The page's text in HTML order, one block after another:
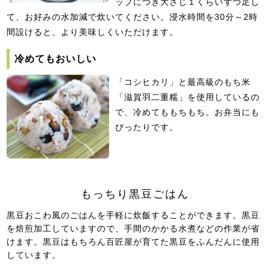
て、お好みの水加減で炊いてください。浸水時間を30分～2時
間設けると、より美味しくいただけます。
冷めてもおいしい
「コシヒカリ」と最高級のもち米
「滋賀羽二重糯」を使用しているの
で、冷めてももちもち。お弁当にも
ぴったりです。
もっちり黒豆ごはん
黒豆おこわ風のごはんを手軽に炊飯することができます。黒豆
を焙煎加工していますので、手間のかかる水煮などの作業が省
けます。黒豆はもちろん百匠屋が育てた黒豆をふんだんに使用
しています。